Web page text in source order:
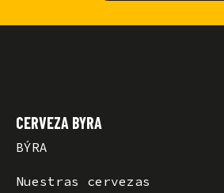
CERVEZA BYRA
BÝRA
Nuestras cervezas